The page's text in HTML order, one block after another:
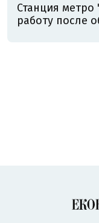
Станция
работу после